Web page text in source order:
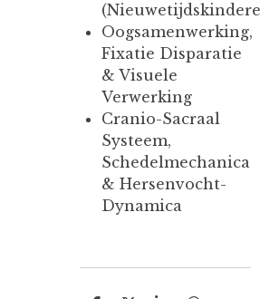
Oogsamenwerking,
Fixatie Disparatie
& Visuele
Verwerking
Cranio-Sacraal
Systeem,
Schedelmechanica
& Hersenvocht-
Dynamica